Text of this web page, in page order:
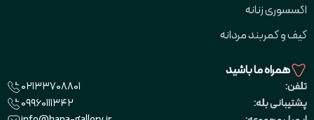
اکسسوری زنانه
کیف و کمربند مردانه
همراه ما باشید
تلفن:
02133708801
پشتیبانی بله:
09960111342